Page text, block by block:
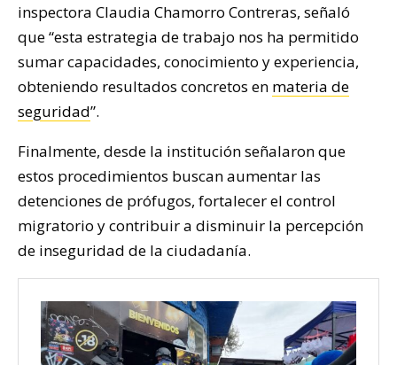
inspectora Claudia Chamorro Contreras, señaló
que “esta estrategia de trabajo nos ha permitido
sumar capacidades, conocimiento y experiencia,
obteniendo resultados concretos en materia de
seguridad”.
Finalmente, desde la institución señalaron que
estos procedimientos buscan aumentar las
detenciones de prófugos, fortalecer el control
migratorio y contribuir a disminuir la percepción
de inseguridad de la ciudadanía.